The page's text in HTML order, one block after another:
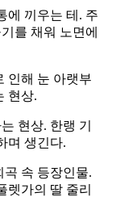
에 끼우는 테. 주
를 채워 노면에
인해 눈 아랫부
현상.
현상. 한랭 기
며 생긴다.
곡 속 등장인물.
렛가의 딸 줄리